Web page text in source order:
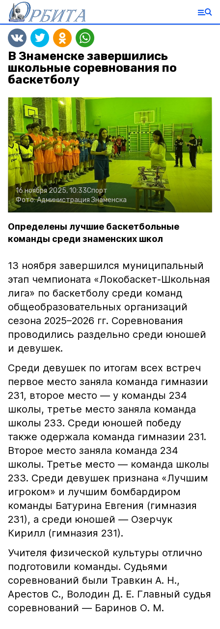
В Знаменске завершились
школьные соревнования по
баскетболу
16 ноября 2025, 10:33Спорт
Фото:Администрация Знаменска
Определены лучшие баскетбольные
команды среди знаменских школ
13 ноября завершился муниципальный
этап чемпионата «Локобаскет-Школьная
лига» по баскетболу среди команд
общеобразовательных организаций
сезона 2025–2026 гг. Соревнования
проводились раздельно среди юношей
и девушек.
Среди девушек по итогам всех встреч
первое место заняла команда гимназии
231, второе место — у команды 234
школы, третье место заняла команда
школы 233. Среди юношей победу
также одержала команда гимназии 231.
Второе место заняла команда 234
школы. Третье место — команда школы
233. Среди девушек признана «Лучшим
игроком» и лучшим бомбардиром
команды Батурина Евгения (гимназия
231), а среди юношей — Озерчук
Кирилл (гимназия 231).
Учителя физической культуры отлично
подготовили команды. Судьями
соревнований были Травкин А. Н.,
Арестов С., Володин Д. Е. Главный судья
соревнований — Баринов О. М.